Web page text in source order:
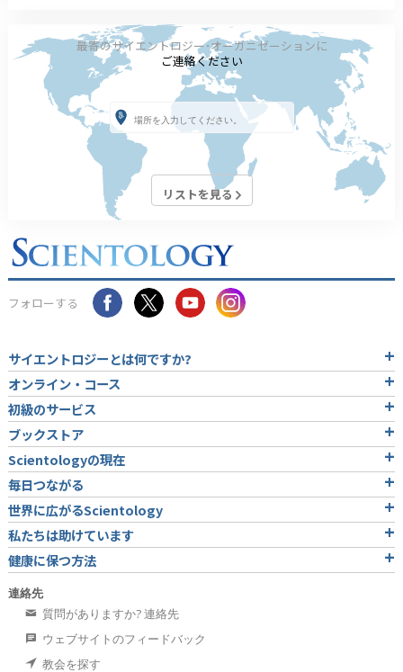
最寄のサイエントロジー･オーガニゼーションに
ご連絡ください
リストを見る
フォローする
サイエントロジーとは何ですか?
オンライン・コース
初級のサービス
ブックストア
Scientologyの現在
毎日つながる
世界に広がるScientology
私たちは助けています
健康に保つ方法
連絡先
質問がありますか? 連絡先
ウェブサイトのフィードバック
教会を探す